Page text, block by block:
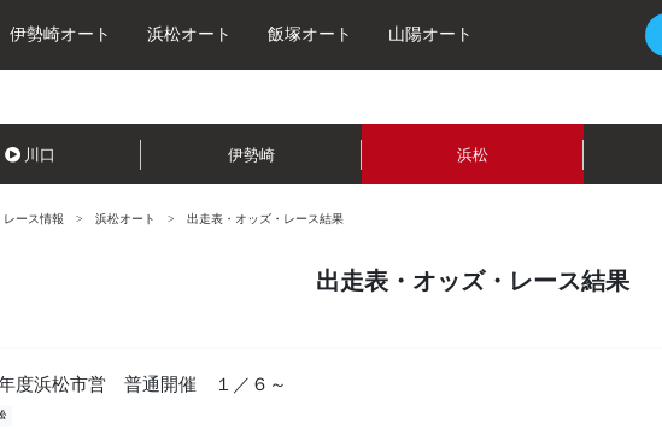
伊勢崎オート 浜松オート 飯塚オート 山陽オート
川口 伊勢崎 浜松
レース情報 浜松オート 出走表・オッズ・レース結果
出走表・オッズ・レース結果
度浜松市営 普通開催 １／６～